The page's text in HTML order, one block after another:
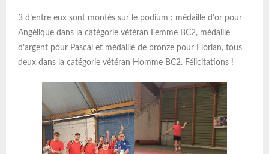
3 d’entre eux sont montés sur le podium : médaille d’or pour
Angélique dans la catégorie vétéran Femme BC2, médaille
d’argent pour Pascal et médaille de bronze pour Florian, tous
deux dans la catégorie vétéran Homme BC2. Félicitations !